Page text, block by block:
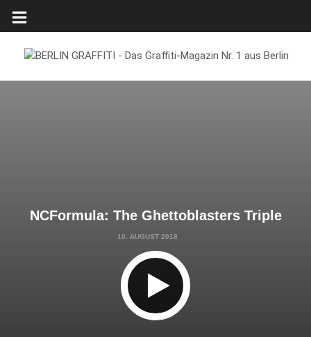
NCFormula: The Ghettoblasters Triple
10. AUGUST 2018